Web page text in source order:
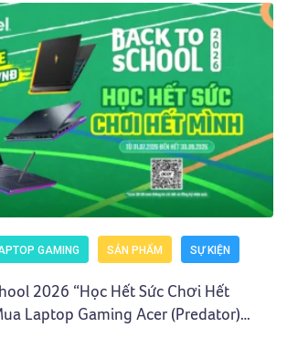
GAMING SẢN PHẨM SỰ KIỆN
2026 “Học Hết Sức Chơi Hết
Laptop Gaming Acer (Predator)